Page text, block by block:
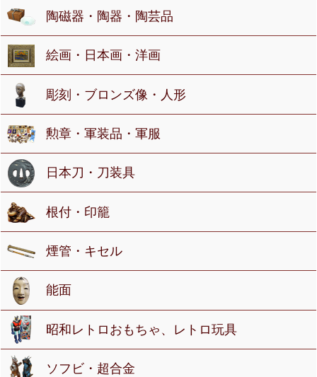
陶磁器・陶器・陶芸品
絵画・日本画・洋画
彫刻・ブロンズ像・人形
勲章・軍装品・軍服
日本刀・刀装具
根付・印籠
煙管・キセル
能面
昭和レトロおもちゃ、レトロ玩具
ソフビ・超合金